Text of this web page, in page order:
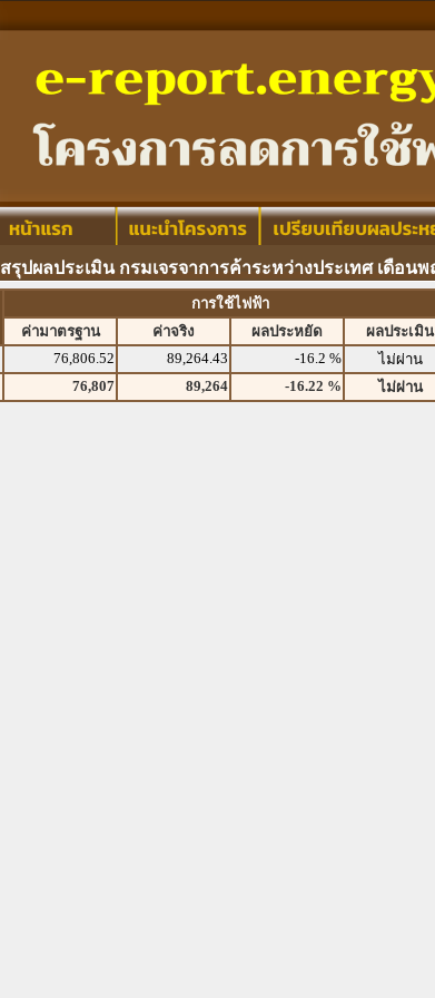
สรุปผลประเมิน กรมเจรจาการค้าระหว่างประเทศ เดือนพ
การใช้ไฟฟ้า
ค่ามาตรฐาน
ค่าจริง ผลประหยัด ผลประเมิน
76,806.52 89,264.43 -16.2 % ไม่ผ่าน
76,807 89,264 -16.22 % ไม่ผ่าน